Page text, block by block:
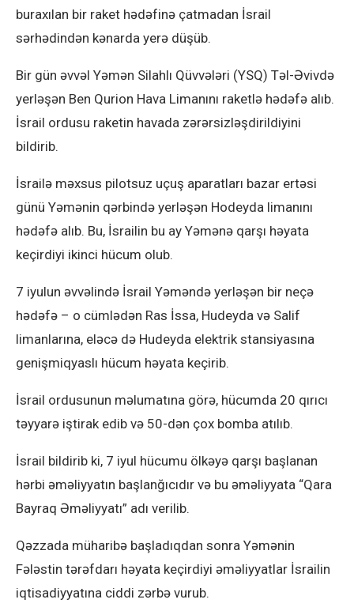
buraxılan bir raket hədəfinə çatmadan İsrail
sərhədindən kənarda yerə düşüb.
Bir gün əvvəl Yəmən Silahlı Qüvvələri (YSQ) Təl-Əvivdə
yerləşən Ben Qurion Hava Limanını raketlə hədəfə alıb.
İsrail ordusu raketin havada zərərsizləşdirildiyini
bildirib.
İsrailə məxsus pilotsuz uçuş aparatları bazar ertəsi
günü Yəmənin qərbində yerləşən Hodeyda limanını
hədəfə alıb. Bu, İsrailin bu ay Yəmənə qarşı həyata
keçirdiyi ikinci hücum olub.
7 iyulun əvvəlində İsrail Yəməndə yerləşən bir neçə
hədəfə – o cümlədən Ras İssa, Hudeyda və Salif
limanlarına, eləcə də Hudeyda elektrik stansiyasına
genişmiqyaslı hücum həyata keçirib.
İsrail ordusunun məlumatına görə, hücumda 20 qırıcı
təyyarə iştirak edib və 50-dən çox bomba atılıb.
İsrail bildirib ki, 7 iyul hücumu ölkəyə qarşı başlanan
hərbi əməliyyatın başlanğıcıdır və bu əməliyyata “Qara
Bayraq Əməliyyatı” adı verilib.
Qəzzada müharibə başladıqdan sonra Yəmənin
Fələstin tərəfdarı həyata keçirdiyi əməliyyatlar İsrailin
iqtisadiyyatına ciddi zərbə vurub.